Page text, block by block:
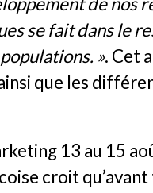
se fait dans le
». Cet
que les
13 au 15
croit